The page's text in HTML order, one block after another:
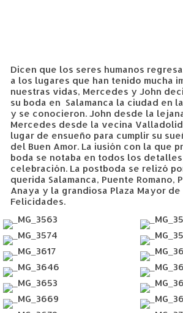
Dicen que los seres humanos
a los lugares que han tenido mucha
nuestras vidas, Mercedes y John
su boda en Salamanca la ciudad en
y se conocieron. John desde la
Mercedes desde la vecina
lugar de ensueño para cumplir su
del Buen Amor. La iusión con la que
boda se notaba en todos los
celebración. La postboda se relizó
querida Salamanca, Puente Romano,
Anaya y la grandiosa Plaza Mayor de
Felicidades.